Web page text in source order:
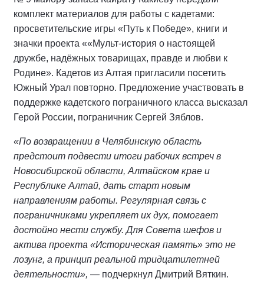
комплект материалов для работы с кадетами:
просветительские игры «Путь к Победе», книги и
значки проекта ««Мульт-история о настоящей
дружбе, надёжных товарищах, правде и любви к
Родине». Кадетов из Алтая пригласили посетить
Южный Урал повторно. Предложение участвовать в
поддержке кадетского пограничного класса высказал
Герой России, пограничник Сергей Зяблов.
«По возвращении в Челябинскую область
предстоит подвести итоги рабочих встреч в
Новосибирской области, Алтайском крае и
Республике Алтай, дать старт новым
направлениям работы. Регулярная связь с
пограничниками укрепляет их дух, помогает
достойно нести службу. Для Совета шефов и
актива проекта «Историческая память» это не
лозунг, а принцип реальной тридцатилетней
деятельности», — подчеркнул Дмитрий Вяткин.